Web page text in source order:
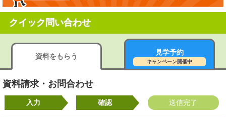
クイック問い合わせ
資料をもらう 見学予約
キャンペーン開催中
資料請求・お問合わせ
入力 確認 送信完了